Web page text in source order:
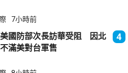
7小時前
國防部次長訪華受阻 因北
滿美對台軍售
4